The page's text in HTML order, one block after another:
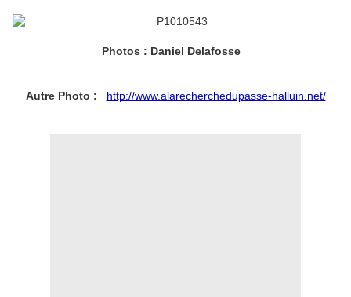
Photos : Daniel Delafosse
Autre Photo : http://www.alarecherchedupasse-halluin.net/